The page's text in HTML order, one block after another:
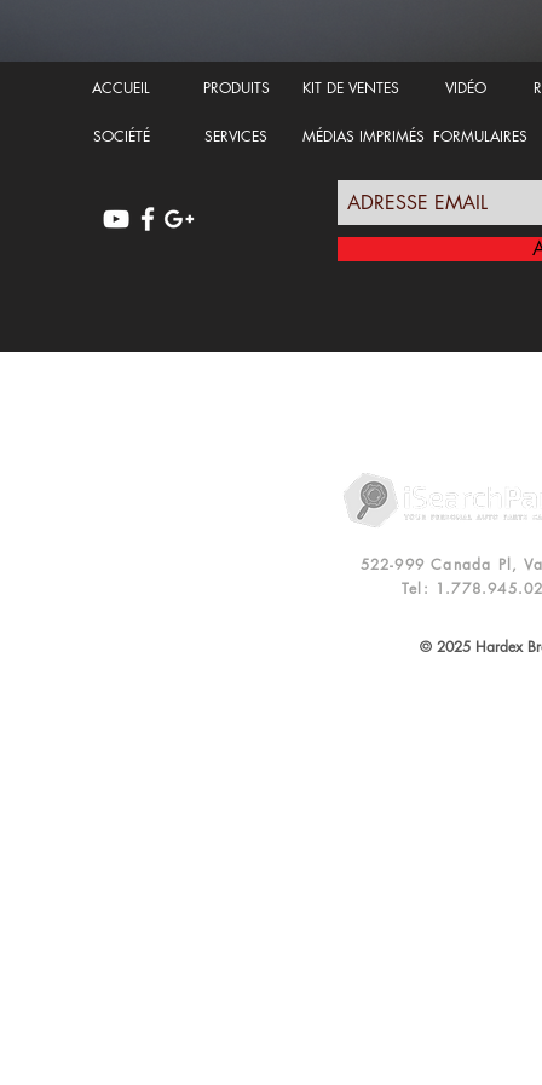
ACCUEIL PRODUITS KIT DE VENTES VIDÉO
SOCIÉTÉ SERVICES MÉDIAS IMPRIMÉS FORMULAIRES
522-999 Canada Pl,
Tel:
© 2025 Hardex